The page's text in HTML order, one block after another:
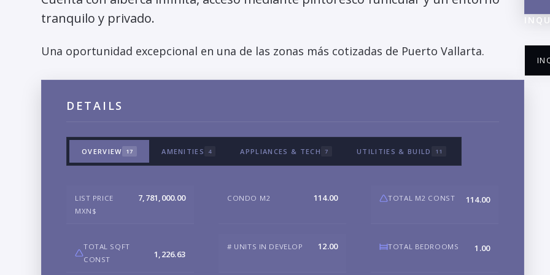
tranquilo y privado.
Una oportunidad excepcional en una de las zonas más cotizadas de Puerto Vallarta.
DETAILS
OVERVIEW 17 AMENITIES 4 APPLIANCES & TECH 7 UTILITIES & BUILD 11
LIST PRICE
MXN$
7,781,000.00 CONDO M2 114.00 TOTAL M2 CONST 114.00
TOTAL SQFT
CONST
1,226.63
# UNITS IN DEVELOP 12.00 TOTAL BEDROOMS 1.00